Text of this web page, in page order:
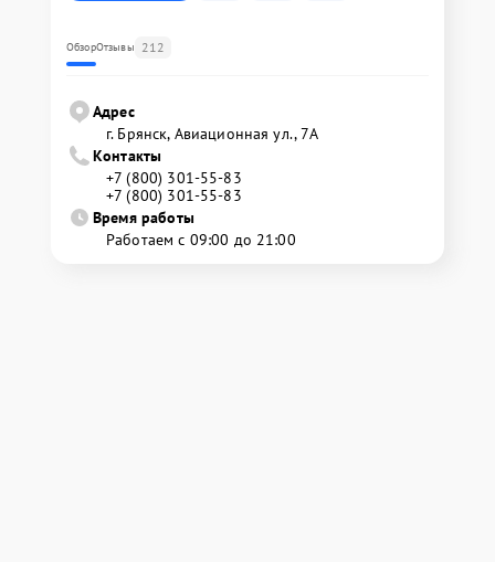
ОбзорОтзывы 212
Адрес
г. Брянск, Авиационная ул., 7А
Контакты
+7 (800) 301-55-83
+7 (800) 301-55-83
Время работы
Работаем с 09:00 до 21:00